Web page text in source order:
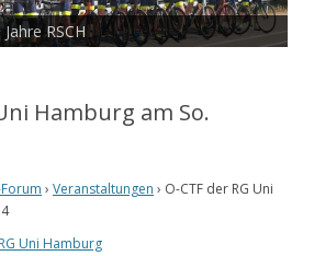
RSCH
Hamburg am So.
Forum › Veranstaltungen › O-CTF der RG Uni
Uni Hamburg